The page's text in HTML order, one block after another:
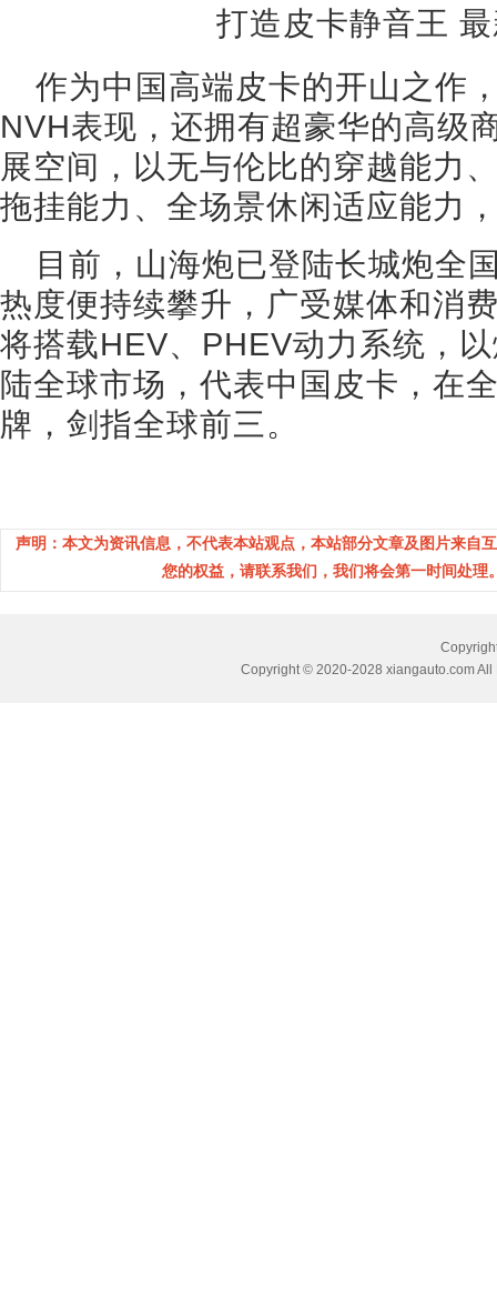
作为中国高端皮卡的开山之作
NVH表现，还拥有超豪华的高级
展空间，以无与伦比的穿越能力
拖挂能力、全场景休闲适应能力
目前，山海炮已登陆长城炮全
热度便持续攀升，广受媒体和消
将搭载HEV、PHEV动力系统，
陆全球市场，代表中国皮卡，在
牌，剑指全球前三。
声明：本文为资讯信息，不代表本站观点，本站部分文章及图片来自
您的权益，请联系我们，我们将会第一时间处
Copyright © 2020-2028 xiangauto.com